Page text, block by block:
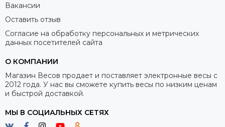
Вакансии
Оставить отзыв
Согласие на обработку персональных и метрических
данных посетителей сайта
О КОМПАНИИ
Магазин Весов продает и поставляет электронные весы с
2012 года. У нас вы сможете купить весы по низким ценам
и быстрой доставкой.
МЫ В СОЦИАЛЬНЫХ СЕТЯХ